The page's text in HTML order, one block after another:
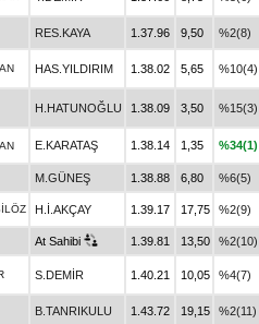
RES.KAYA 1.37.96 9,50 %2(8)
HAS.YILDIRIM 1.38.02 5,65 %10(4)
H.HATUNOĞLU 1.38.09 3,50 %15(3)
E.KARATAŞ 1.38.14 1,35 %34(1)
M.GÜNEŞ 1.38.88 6,80 %6(5)
H.İ.AKÇAY 1.39.17 17,75 %2(9)
At Sahibi 1.39.81 13,50 %2(10)
S.DEMİR 1.40.21 10,05 %4(7)
B.TANRIKULU 1.43.72 19,15 %2(11)